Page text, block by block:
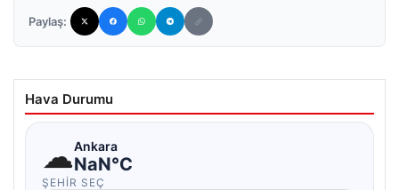
Paylaş:
Hava Durumu
☁Ankara
NaN°C
ŞEHIR SEÇ